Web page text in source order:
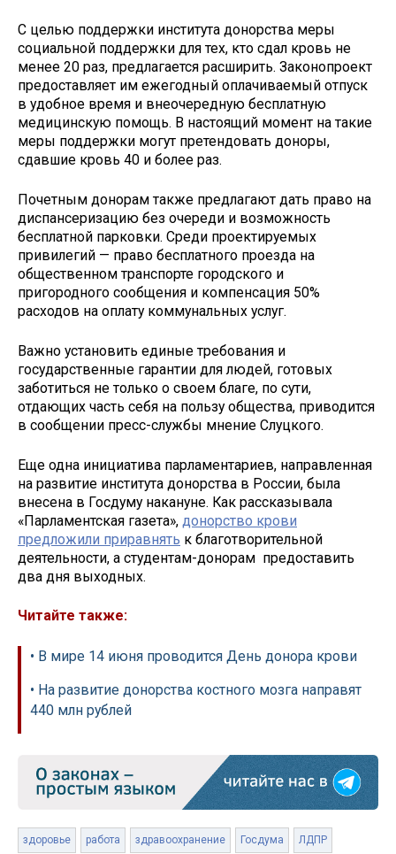
С целью поддержки института донорства меры
социальной поддержки для тех, кто сдал кровь не
менее 20 раз, предлагается расширить. Законопроект
предоставляет им ежегодный оплачиваемый отпуск
в удобное время и внеочередную бесплатную
медицинскую помощь. В настоящий момент на такие
меры поддержки могут претендовать доноры,
сдавшие кровь 40 и более раз.
Почетным донорам также предлагают дать право на
диспансеризацию без очереди и возможность
бесплатной парковки. Среди проектируемых
привилегий — право бесплатного проезда на
общественном транспорте городского и
пригородного сообщения и компенсация 50%
расходов на оплату коммунальных услуг.
Важно установить единые требования и
государственные гарантии для людей, готовых
заботиться не только о своем благе, по сути,
отдающих часть себя на пользу общества, приводится
в сообщении пресс-службы мнение Слуцкого.
Еще одна инициатива парламентариев, направленная
на развитие института донорства в России, была
внесена в Госдуму накануне. Как рассказывала
«Парламентская газета», донорство крови
предложили приравнять к благотворительной
деятельности, а студентам-донорам предоставить
два дня выходных.
Читайте также:
• В мире 14 июня проводится День донора крови
• На развитие донорства костного мозга направят
440 млн рублей
здоровье работа здравоохранение Госдума ЛДПР